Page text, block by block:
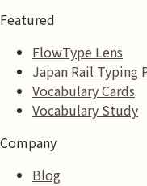
Featured
FlowType Lens
Japan Rail Typing
Vocabulary Cards
Vocabulary Study
Company
Blog